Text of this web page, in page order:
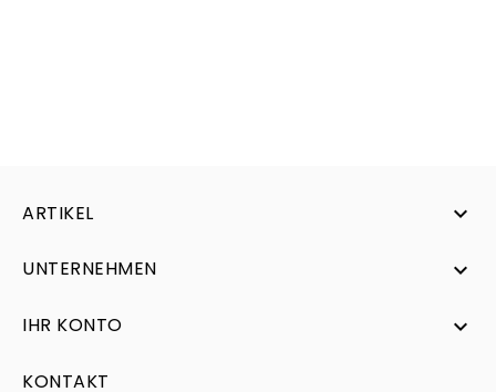
ARTIKEL 
UNTERNEHMEN 
IHR KONTO 
KONTAKT